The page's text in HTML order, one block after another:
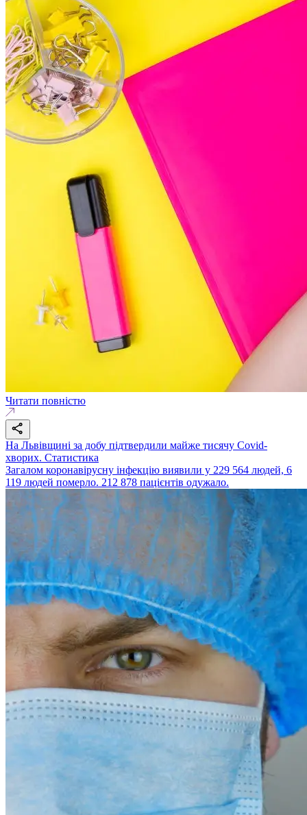
Читати повністю
На Львівщині за добу підтвердили майже тисячу Covid-
хворих. Статистика
Загалом коронавірусну інфекцію виявили у 229 564 людей, 6
119 людей померло. 212 878 пацієнтів одужало.